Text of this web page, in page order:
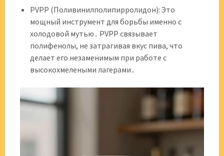
PVPP (Поливинилполипирролидон): Это
мощный инструмент для борьбы именно с
холодовой мутью․ PVPP связывает
полифенолы, не затрагивая вкус пива, что
делает его незаменимым при работе с
высокохмелеными лагерами․